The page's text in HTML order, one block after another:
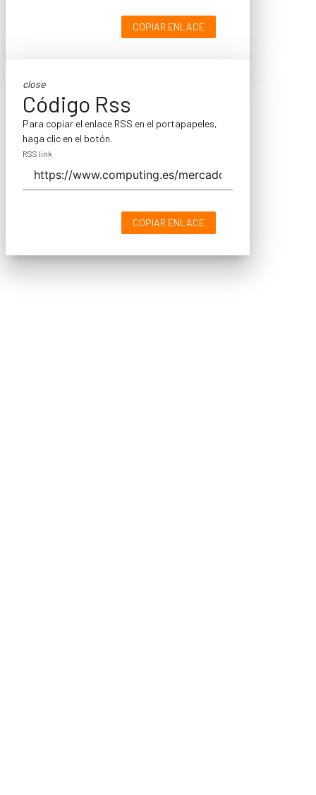
COPIAR ENLACE
close
Código Rss
Para copiar el enlace RSS en el portapapeles,
haga clic en el botón.
RSS link
COPIAR ENLACE